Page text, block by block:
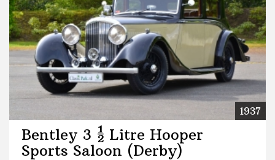
1937
Bentley 3 ½ Litre Hooper
Sports Saloon (Derby)